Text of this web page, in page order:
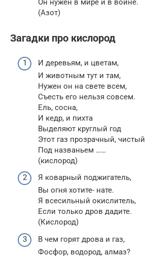
Он нужен в мире и в войне.
(Азот)
Загадки про кислород
И деревьям, и цветам,
И животным тут и там,
Нужен он на свете всем,
Съесть его нельзя совсем.
Ель, сосна,
И кедр, и пихта
Выделяют круглый год
Этот газ прозрачный, чистый
Под названьем ……
(кислород)
Я коварный поджигатель,
Вы огня хотите- нате.
Я всесильный окислитель,
Если только дров дадите.
(Кислород)
В чем горят дрова и газ,
Фосфор, водород, алмаз?